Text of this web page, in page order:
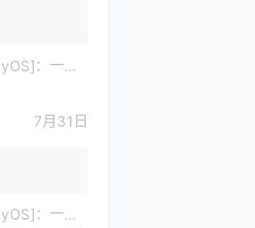
具，告别繁琐配置
7月31日
具，告别繁琐配置